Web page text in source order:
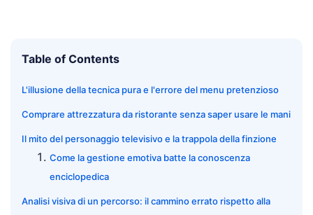
Table of Contents
L'illusione della tecnica pura e l'errore del menu pretenzioso
Comprare attrezzatura da ristorante senza saper usare le mani
Il mito del personaggio televisivo e la trappola della finzione
Come la gestione emotiva batte la conoscenza
enciclopedica
Analisi visiva di un percorso: il cammino errato rispetto alla